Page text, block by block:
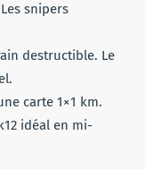
snipers
destructible. Le
carte 1×1 km.
idéal en mi-